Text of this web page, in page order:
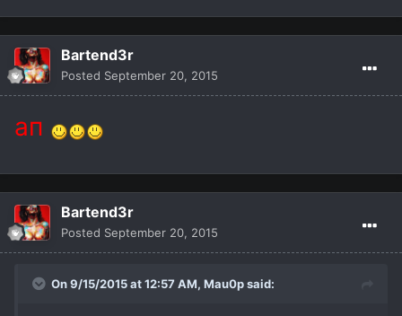
Bartend3r
Posted September 20, 2015
ап
Bartend3r
Posted September 20, 2015
On 9/15/2015 at 12:57 AM, Mau0psaid: